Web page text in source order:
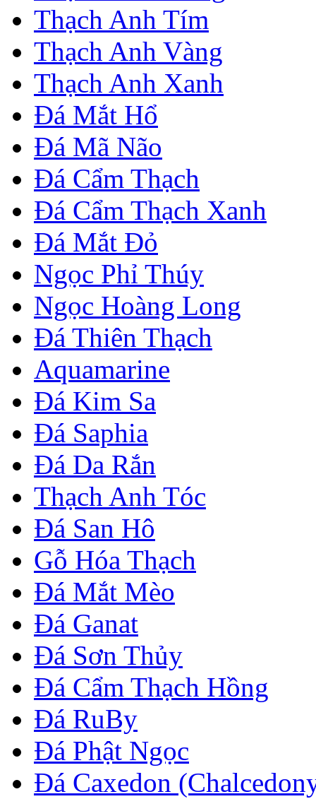
Thạch Anh Tím
Thạch Anh Vàng
Thạch Anh Xanh
Đá Mắt Hổ
Đá Mã Não
Đá Cẩm Thạch
Đá Cẩm Thạch Xanh
Đá Mắt Đỏ
Ngọc Phỉ Thúy
Ngọc Hoàng Long
Đá Thiên Thạch
Aquamarine
Đá Kim Sa
Đá Saphia
Đá Da Rắn
Thạch Anh Tóc
Đá San Hô
Gỗ Hóa Thạch
Đá Mắt Mèo
Đá Ganat
Đá Sơn Thủy
Đá Cẩm Thạch Hồng
Đá RuBy
Đá Phật Ngọc
Đá Caxedon